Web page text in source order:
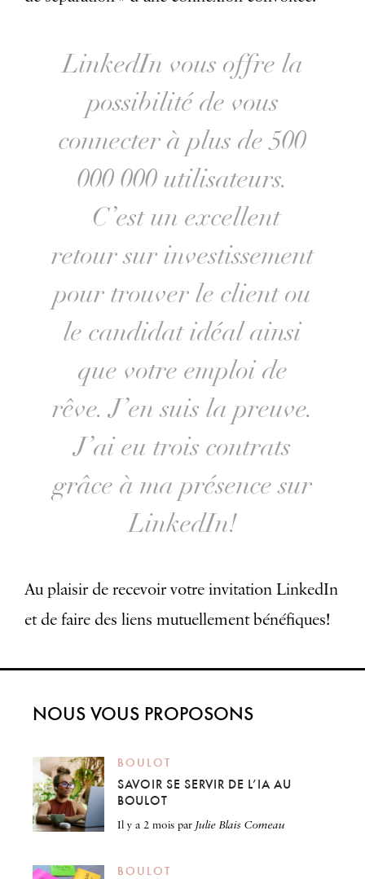
LinkedIn vous offre la
possibilité de vous
connecter à plus de 500
000 000 utilisateurs.
C’est un excellent
retour sur investissement
pour trouver le client ou
le candidat idéal ainsi
que votre emploi de
rêve. J’en suis la preuve.
J’ai eu trois contrats
grâce à ma présence sur
LinkedIn!
Au plaisir de recevoir votre invitation LinkedIn
et de faire des liens mutuellement bénéfiques!
NOUS VOUS PROPOSONS
BOULOT
SAVOIR SE SERVIR DE L’IA AU
BOULOT
il y a 2 mois par Julie Blais Comeau
BOULOT